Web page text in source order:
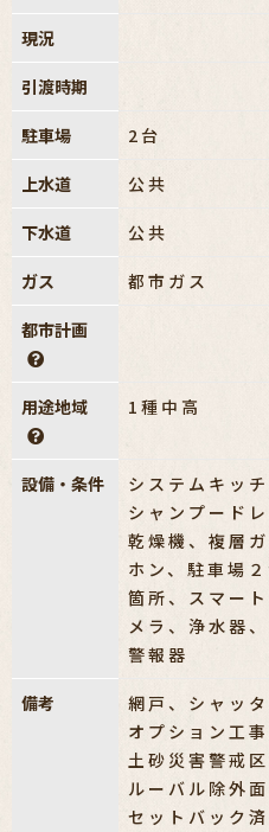
現況
引渡時期
駐車場 2台
上水道 公共
下水道 公共
ガス 都市ガス
都市計画
用途地域 1種中高
設備・条件
システムキッ
シャンプード
乾燥機、複層
ホン、駐車場
箇所、スマー
メラ、浄水器
警報器
備考
網戸、シャッ
オプション工事
土砂災害警戒
ルーバル除外
セットバック